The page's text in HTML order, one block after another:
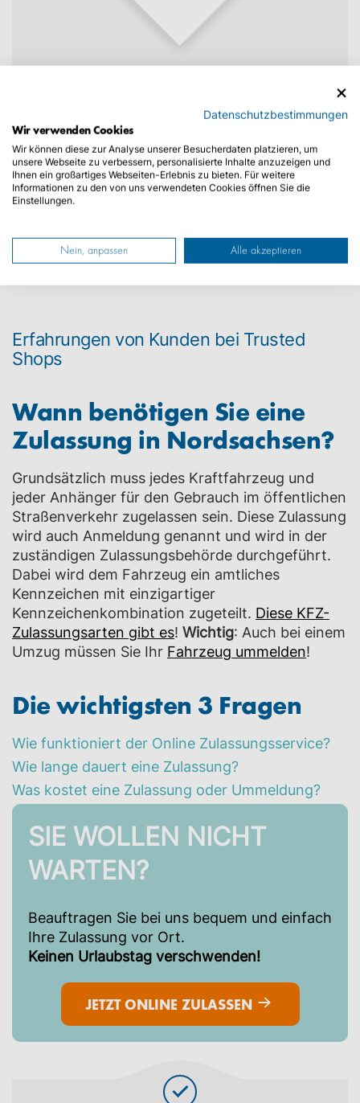
und losfahren
Nach Erhalt Ihrer Unterlagenstarten wir die
sofortige Beantragung der
Fahrzeugzulassungund senden Ihnen
Erfahrungen von Kunden bei Trusted
Shops
Wann benötigen Sie eine
Zulassung in Nordsachsen?
Grundsätzlich muss jedes Kraftfahrzeug und
jeder Anhänger für den Gebrauch im öffentlichen
Straßenverkehr zugelassen sein. Diese Zulassung
wird auch Anmeldung genannt und wird in der
zuständigen Zulassungsbehörde durchgeführt.
Dabei wird dem Fahrzeug ein amtliches
Kennzeichen mit einzigartiger
Kennzeichenkombination zugeteilt. Diese KFZ-
Zulassungsarten gibt es! Wichtig: Auch bei einem
Umzug müssen Sie Ihr Fahrzeug ummelden!
Die wichtigsten 3 Fragen
Wie funktioniert der Online Zulassungsservice?
Wie lange dauert eine Zulassung?
Was kostet eine Zulassung oder Ummeldung?
SIE WOLLEN NICHT
WARTEN?
Beauftragen Sie bei uns bequem und einfach
Ihre Zulassung vor Ort.
Keinen Urlaubstag verschwenden!
JETZT ONLINE ZULASSEN
Datenschutzbestimmungen
Wir verwenden Cookies
Wir können diese zur Analyse unserer Besucherdaten platzieren, um
unsere Webseite zu verbessern, personalisierte Inhalte anzuzeigen und
Ihnen ein großartiges Webseiten-Erlebnis zu bieten. Für weitere
Informationen zu den von uns verwendeten Cookies öffnen Sie die
Einstellungen.
Nein, anpassen Alle akzeptieren